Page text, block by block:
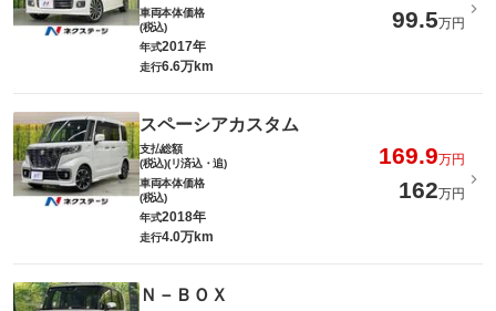
車両本体価格
(税込)
99.5万円
年式2017年
走行6.6万km
スペーシアカスタム
支払総額
(税込)(リ済込・追)
169.9万円
車両本体価格
(税込)
162万円
年式2018年
走行4.0万km
Ｎ－ＢＯＸ